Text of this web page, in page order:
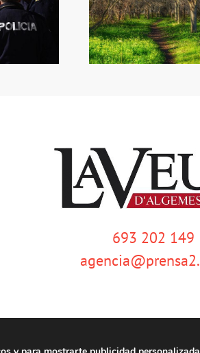
la inversió
en zones verdes
Reobri
Mercat
693 202 149